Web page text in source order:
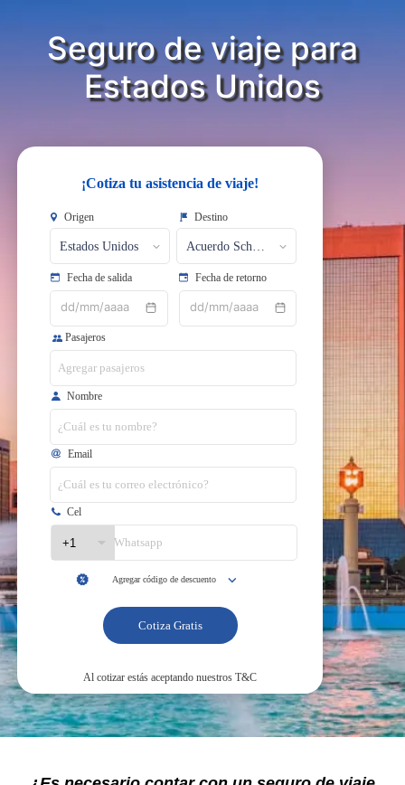
Seguro de viaje para
​​​​​​​Estados Unidos